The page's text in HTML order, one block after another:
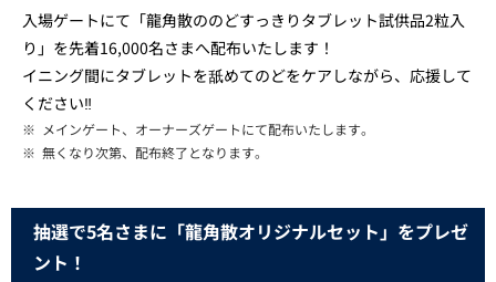
入場ゲートにて「龍角散ののどすっきりタブレット試供品2粒入
り」を先着16,000名さまへ配布いたします！
イニング間にタブレットを舐めてのどをケアしながら、応援して
ください‼
※ メインゲート、オーナーズゲートにて配布いたします。
※ 無くなり次第、配布終了となります。
抽選で5名さまに「龍角散オリジナルセット」をプレゼ
ント！